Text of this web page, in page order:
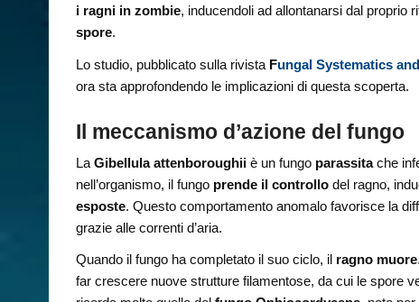
i ragni in zombie, inducendoli ad allontanarsi dal proprio
spore.
Lo studio, pubblicato sulla rivista Fungal Systematics
ora sta approfondendo le implicazioni di questa scoperta.
Il meccanismo d’azione del fungo
LaGibellula attenboroughii è un fungo parassitache
nell’organismo, il fungo prende il controllo del ragno,
esposte. Questo comportamento anomalo favorisce la
grazie alle correnti d’aria.
Quando il fungo ha completato il suo ciclo, il ragno muore
far crescere nuove strutture filamentose, da cui le spore